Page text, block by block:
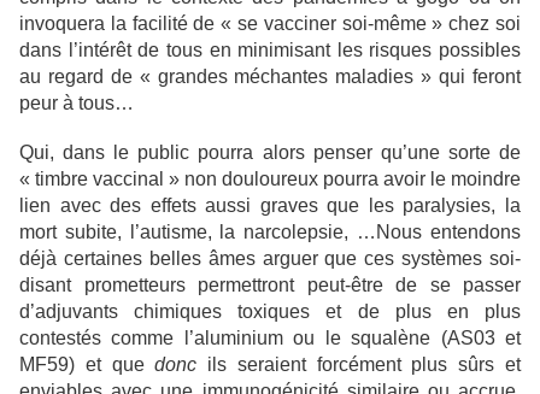
invoquera la facilité de « se vacciner soi-même » chez soi
dans l’intérêt de tous en minimisant les risques possibles
au regard de « grandes méchantes maladies » qui feront
peur à tous…
Qui, dans le public pourra alors penser qu’une sorte de
« timbre vaccinal » non douloureux pourra avoir le moindre
lien avec des effets aussi graves que les paralysies, la
mort subite, l’autisme, la narcolepsie, …Nous entendons
déjà certaines belles âmes arguer que ces systèmes soi-
disant prometteurs permettront peut-être de se passer
d’adjuvants chimiques toxiques et de plus en plus
contestés comme l’aluminium ou le squalène (AS03 et
MF59) et quedonc ils seraient forcément plus sûrs et